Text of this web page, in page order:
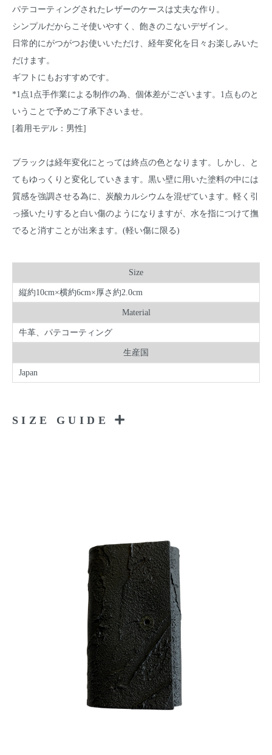
パテコーティングされたレザーのケースは丈夫な作り。
シンプルだからこそ使いやすく、飽きのこないデザイン。
日常的にがつがつお使いいただけ、経年変化を日々お楽しみいた
だけます。
ギフトにもおすすめです。
*1点1点手作業による制作の為、個体差がございます。1点ものと
いうことで予めご了承下さいませ。
[着用モデル：男性]
ブラックは経年変化にとっては終点の色となります。しかし、と
てもゆっくりと変化していきます。黒い壁に用いた塗料の中には
質感を強調させる為に、炭酸カルシウムを混ぜています。軽く引
っ掻いたりすると白い傷のようになりますが、水を指につけて撫
でると消すことが出来ます。(軽い傷に限る)
Size
縦約10cm×横約6cm×厚さ約2.0cm
Material
牛革、パテコーティング
生産国
Japan
SIZE GUIDE